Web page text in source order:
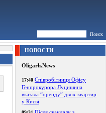
Поиск
НОВОСТИ
Oligarh.News
17:40 Співробітниця Офісу
Генпрокурора Луцишина
вказала “оренду” двох квартир
у Києві